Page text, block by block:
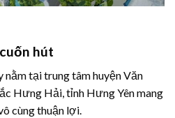
hút
tại trung tâm huyện Văn
Hưng Hải, tỉnh Hưng Yên mang
cùng thuận lợi.